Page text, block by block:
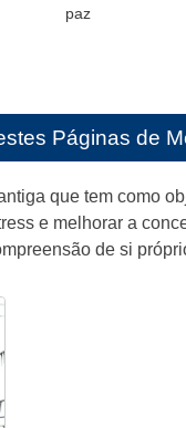
paz
Páginas de
que tem como
e melhorar a
de si